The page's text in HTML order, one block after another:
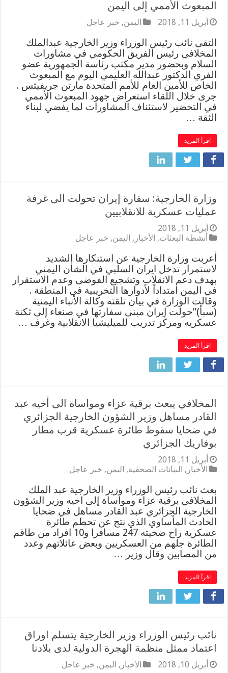
المبعوث الأممي إلى اليمن
أبريل 11, 2018 اليمن, خبر عاجل
التقى نائب رئيس الوزراء وزير الخارجية عبدالملك
المخلافي رئيس الفريق الحكومي في مشاورات
السلام وبحضور مدير مكتب رئاسة الجمهورية عضو
الفري الدكتور عبدالله العليمي اليوم مع المبعوث
الخاص للأمين العام للأمم المتحدة مارتن جريفيثس .
جرى خلال اللقاء استعراض جهود المبعوث الأممي
في التحضير لاستئناف المشاورات لما يفضي لبناء
الثقة …
اقرأ المزيد
وزارة الخارجية: سفارة إيران تحولت الى غرفة
عمليات عسكرية للانقلابيين
أبريل 11, 2018
أنشطة البعثات, الأخبار , اليمن, خبر عاجل
أعربت وزارة الخارجية عن استنكارها الشديد
لاستمرار تدخل ايران السلبي في الشأن اليمني
بهدف دعم الانقلاب وتشجيع الفوضى وعدم الاستقرار
في اليمن امتداداً لأدوارها التخريبية في المنطقة .
وقالت الوزارة في بيان تلقته وكالة الأنباء اليمنية
(سبأ)”حولت إيران مبنى سفارتها في صنعاء إلى ثكنة
عسكريه ومركز تدريب للميليشيا الانقلابية وغرف …
اقرأ المزيد
المخلافي يبعث برقية عزاء ومواساة الى أخيه عبد
القادر مساهل وزير الشؤون الخارجية الجزائري
في ضحايا سقوط طائرة عسكرية قرب مطار
بوفاريك الجزائري
أبريل 11, 2018
الأخبار , البيانات الصحفية, اليمن, خبر عاجل
بعث نائب رئيس الوزراء وزير الخارجية عبد الملك
المخلافي برقية عزاء ومواساة إلى اخيه وزير الشؤون
الخارجية الجزائري عبد القادر مساهل في ضحايا
الحادث المأساوي الذي نتج عن تحطم طائرة
عسكرية راح ضحيته 247 مسافرا و10 افراد من طاقم
الطائرة جلهم من العسكريين وبعض عائلاتهم وعدد
من المصابين وقال وزير …
اقرأ المزيد
نائب رئيس الوزراء وزير الخارجية يتسلم اوراق
اعتماد ممثل منظمة الهجرة الدولية لدى بلادنا
أبريل 10, 2018 الأخبار , اليمن, خبر عاجل